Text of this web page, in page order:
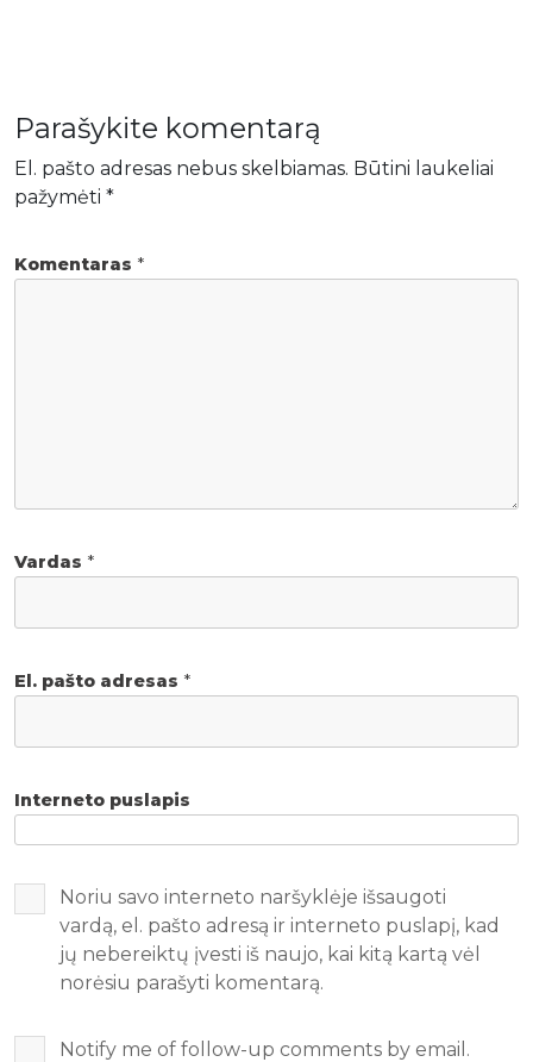
Parašykite komentarą
El. pašto adresas nebus skelbiamas. Būtini laukeliai
pažymėti *
Komentaras *
Vardas *
El. pašto adresas *
Interneto puslapis
Noriu savo interneto naršyklėje išsaugoti
vardą, el. pašto adresą ir interneto puslapį, kad
jų nebereiktų įvesti iš naujo, kai kitą kartą vėl
norėsiu parašyti komentarą.
Notify me of follow-up comments by email.